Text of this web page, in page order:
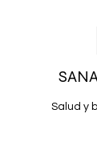
Salud y